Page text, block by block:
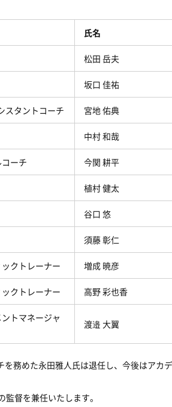
氏名
松田 岳夫
坂口 佳祐
スタントコーチ 宮地 佑典
中村 和哉
ーチ 今関 耕平
植村 健太
谷口 悠
須藤 彰仁
クトレーナー 増成 暁彦
クトレーナー 高野 彩也香
トマネージャ
渡邉 大翼
務めた永田雅人氏は退任し、今後はアカ
督を兼任いたします。